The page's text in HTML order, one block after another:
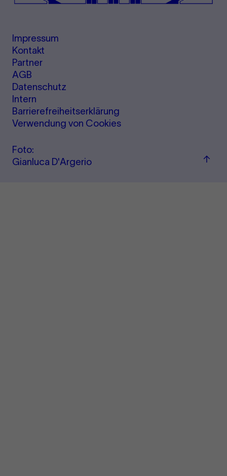
Impressum
Kontakt
Partner
AGB
Datenschutz
Intern
Barrierefreiheitserklärung
Verwendung von Cookies
Foto:
Gianluca D'Argerio
Zum